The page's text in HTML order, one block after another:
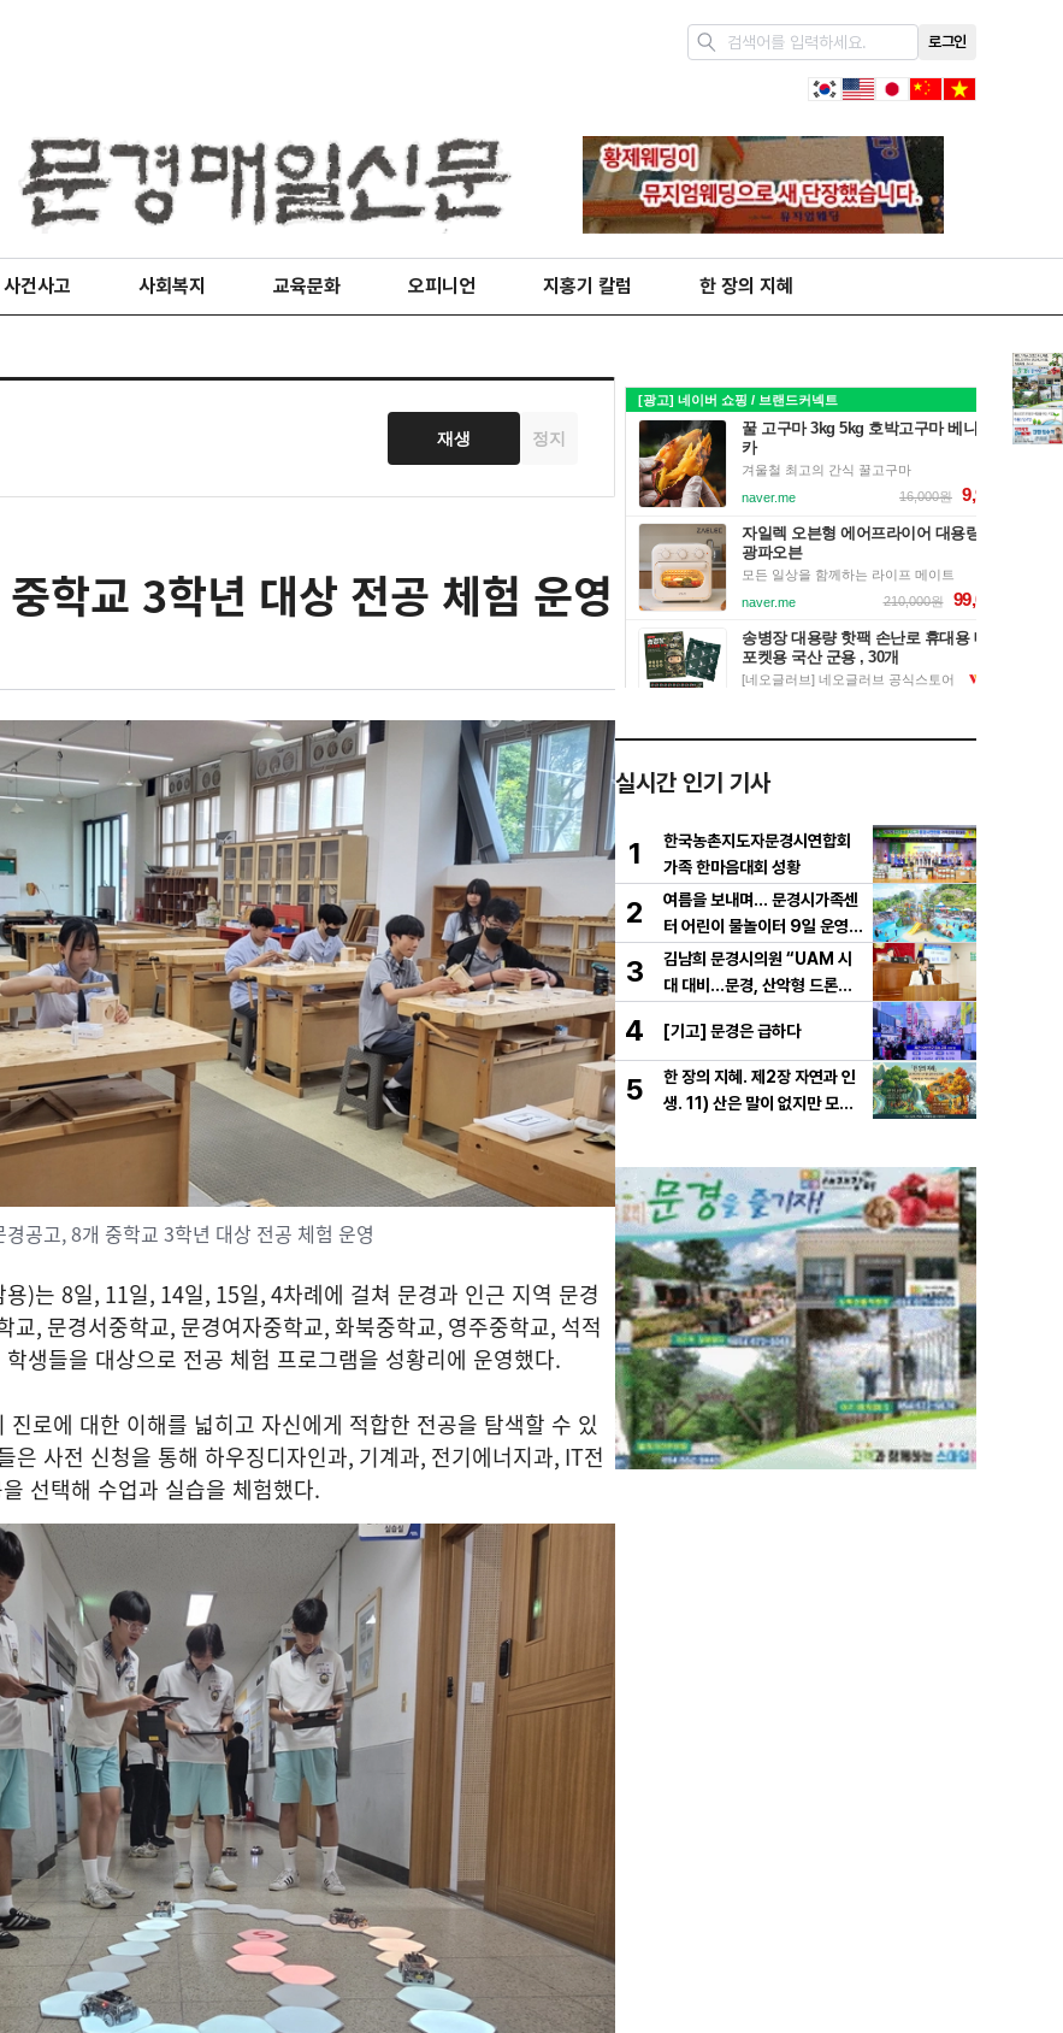
로그인
사건사고 사회복지 교육문화 오피니언 지홍기 칼럼 한 장의 지혜
재생 정지
학교 3학년 대상 전공 체험 운영
경공고, 8개 중학교 3학년 대상 전공 체험 운영
용)는 8일, 11일, 14일, 15일, 4차례에 걸쳐 문경과 인근 지역 문경
교, 문경서중학교, 문경여자중학교,화북중학교, 영주중학교, 석적
학생들을 대상으로 전공 체험 프로그램을 성황리에 운영했다.
진로에 대한 이해를 넓히고 자신에게 적합한 전공을 탐색할 수 있
은 사전 신청을 통해 하우징디자인과, 기계과, 전기에너지과, IT전
선택해 수업과 실습을 체험했다.
실시간 인기 기사
1
한국농촌지도자문경시연합회
가족 한마음대회 성황
2
여름을 보내며… 문경시가족센
터 어린이 물놀이터 9일 운영
마무리
3
김남희 문경시의원 “UAM 시
대 대비…문경, 산악형 드론산
4 [기고] 문경은 급하다
5
한 장의 지혜. 제2장 자연과 인
생. 11) 산은 말이 없지만 모든